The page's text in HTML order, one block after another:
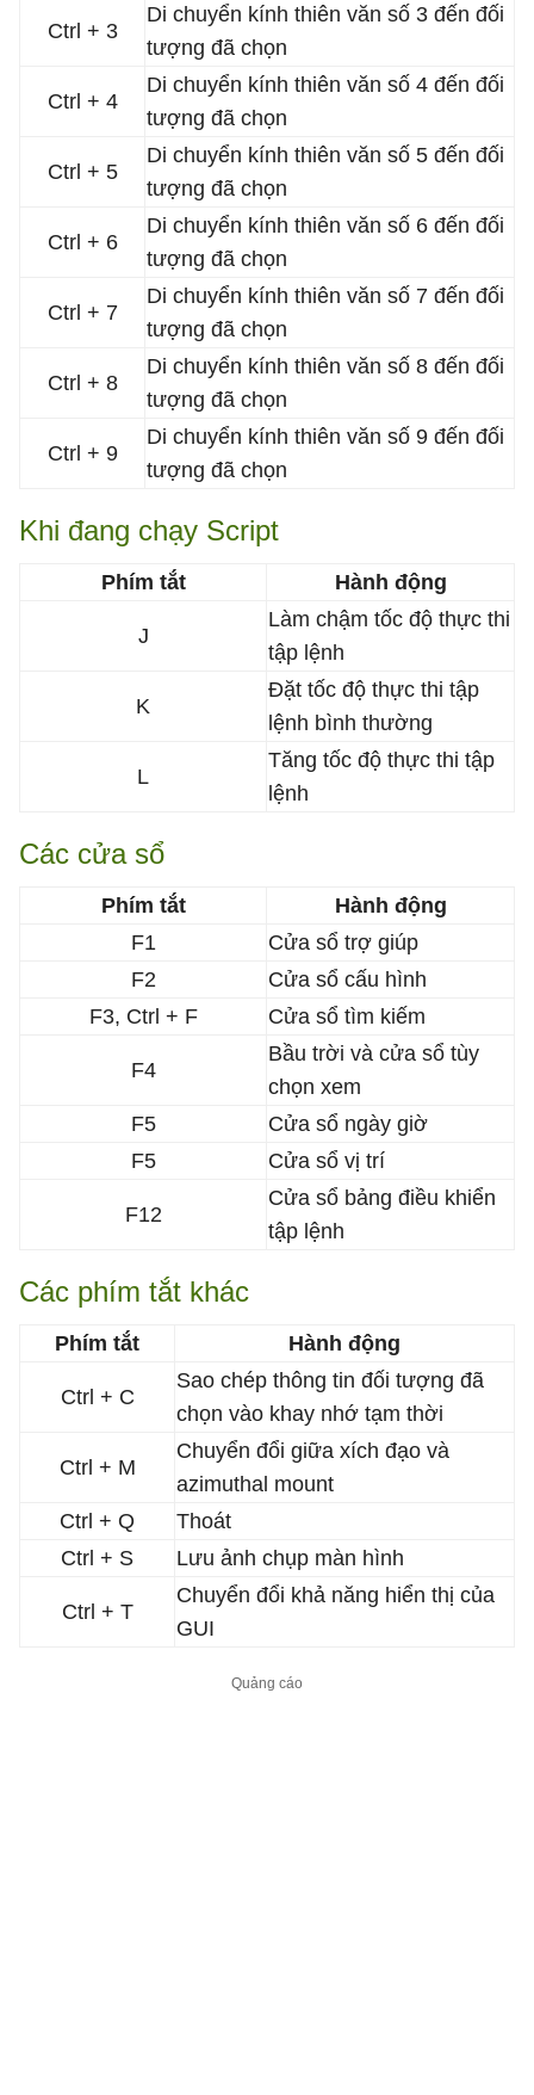
Ctrl + 3
Di chuyển kính thiên văn số 3 đến đối
tượng đã chọn
Ctrl + 4
Di chuyển kính thiên văn số 4 đến đối
tượng đã chọn
Ctrl + 5
Di chuyển kính thiên văn số 5 đến đối
tượng đã chọn
Ctrl + 6
Di chuyển kính thiên văn số 6 đến đối
tượng đã chọn
Ctrl + 7
Di chuyển kính thiên văn số 7 đến đối
tượng đã chọn
Ctrl + 8
Di chuyển kính thiên văn số 8 đến đối
tượng đã chọn
Ctrl + 9
Di chuyển kính thiên văn số 9 đến đối
tượng đã chọn
Khi đang chạy Script
Phím tắt Hành động
J
Làm chậm tốc độ thực thi
tập lệnh
K
Đặt tốc độ thực thi tập
lệnh bình thường
L
Tăng tốc độ thực thi tập
lệnh
Các cửa sổ
Phím tắt
Hành động
F1
Cửa sổ trợ giúp
F2
Cửa sổ cấu hình
F3, Ctrl + F
Cửa sổ tìm kiếm
F4
Bầu trời và cửa sổ tùy
chọn xem
F5
Cửa sổ ngày giờ
F5
Cửa sổ vị trí
F12
Cửa sổ bảng điều khiển
tập lệnh
Các phím tắt khác
Phím tắt Hành động
Ctrl + C
Sao chép thông tin đối tượng đã
chọn vào khay nhớ tạm thời
Ctrl + M
Chuyển đổi giữa xích đạo và
azimuthal mount
Ctrl + Q
Thoát
Ctrl + S
Lưu ảnh chụp màn hình
Ctrl + T
Chuyển đổi khả năng hiển thị của
GUI